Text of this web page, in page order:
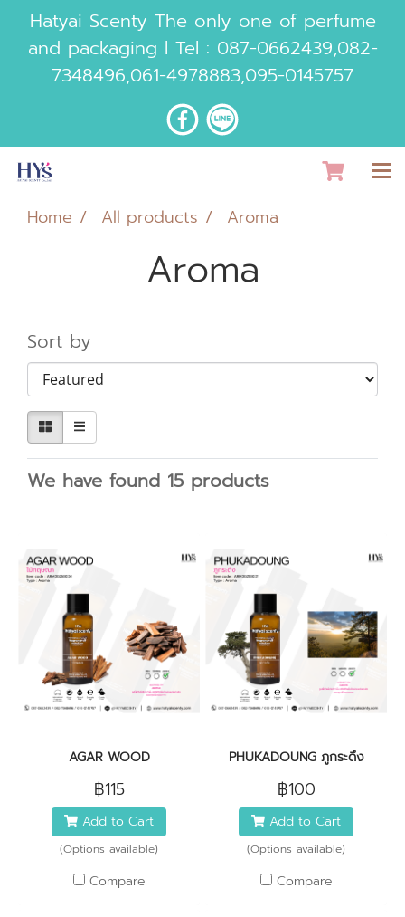
Hatyai Scenty The only one of perfume
and packaging l Tel : 087-0662439,082-
7348496,061-4978883,095-0145757
Home All products Aroma
Aroma
Sort by
We have found 15 products
AGAR WOOD
฿115
Add to Cart
(Options available)
Compare
PHUKADOUNG ภูกระดึง
฿100
Add to Cart
(Options available)
Compare